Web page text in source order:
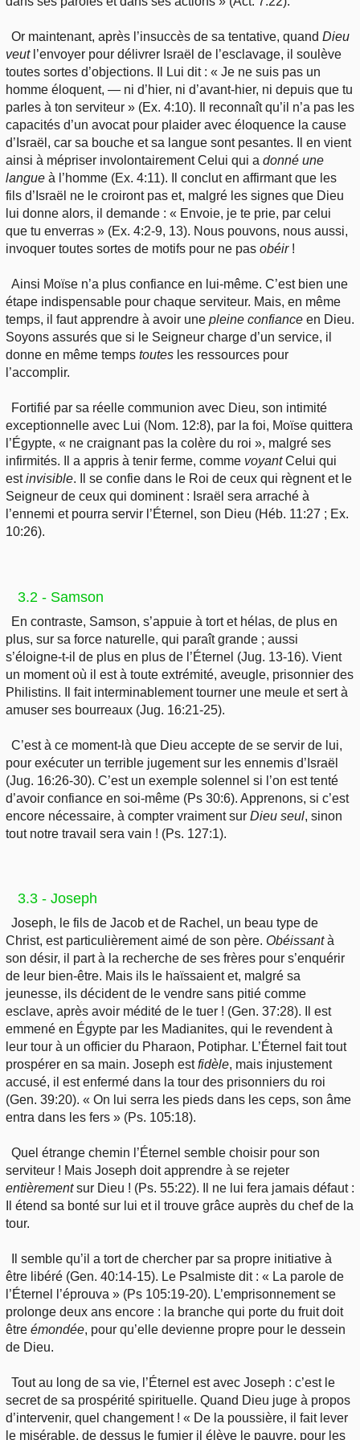
Or maintenant, après l’insuccès de sa tentative, quandDieu
veutl’envoyer pour délivrer Israël de l’esclavage, il soulève
toutes sortes d’objections. Il Lui dit : « Je ne suis pas un
homme éloquent, — ni d’hier, ni d’avant-hier, ni depuis que tu
parles à ton serviteur » (Ex. 4:10). Il reconnaît qu’il n’a pas les
capacités d’un avocat pour plaider avec éloquence la cause
d’Israël, car sa bouche et sa langue sont pesantes. Il en vient
ainsi à mépriser involontairement Celui qui a donné une
langue à l’homme (Ex. 4:11). Il conclut en affirmant que les
fils d’Israël ne le croiront pas et, malgré les signes que Dieu
lui donne alors, il demande : « Envoie, je te prie, par celui
que tu enverras » (Ex. 4:2-9, 13). Nous pouvons, nous aussi,
invoquer toutes sortes de motifs pour ne pas obéir!
Ainsi Moïse n’a plus confiance en lui-même. C’est bien une
étape indispensable pour chaque serviteur. Mais, en même
temps, il faut apprendre à avoir une pleine confiance en Dieu.
Soyons assurés que si le Seigneur charge d’un service, il
donne en même temps toutes les ressources pour
l’accomplir.
Fortifié par sa réelle communion avec Dieu, son intimité
exceptionnelle avec Lui (Nom. 12:8), par la foi, Moïse quittera
l’Égypte, « ne craignant pas la colère du roi », malgré ses
infirmités. Il a appris à tenir ferme, comme voyantCelui qui
estinvisible. Il se confie dans le Roi de ceux qui règnent et le
Seigneur de ceux qui dominent : Israël sera arraché à
l’ennemi et pourra servir l’Éternel, son Dieu (Héb. 11:27 ; Ex.
10:26).
3.2 - Samson
En contraste, Samson, s’appuie à tort et hélas, de plus en
plus, sur sa force naturelle, qui paraît grande ; aussi
s’éloigne-t-il de plus en plus de l’Éternel (Jug. 13-16). Vient
un moment où il est à toute extrémité, aveugle, prisonnier des
Philistins. Il fait interminablement tourner une meule et sert à
amuser ses bourreaux (Jug. 16:21-25).
C’est à ce moment-là que Dieu accepte de se servir de lui,
pour exécuter un terrible jugement sur les ennemis d’Israël
(Jug. 16:26-30). C’est un exemple solennel si l’on est tenté
d’avoir confiance en soi-même (Ps 30:6). Apprenons, si c’est
encore nécessaire, à compter vraiment sur Dieu seul, sinon
tout notre travail sera vain ! (Ps. 127:1).
3.3 - Joseph
Joseph, le fils de Jacob et de Rachel, un beau type de
Christ, est particulièrement aimé de son père. Obéissantà
son désir, il part à la recherche de ses frères pour s’enquérir
de leur bien-être. Mais ils le haïssaient et, malgré sa
jeunesse, ils décident de le vendre sans pitié comme
esclave, après avoir médité de le tuer ! (Gen. 37:28). Il est
emmené en Égypte par les Madianites, qui le revendent à
leur tour à un officier du Pharaon, Potiphar. L’Éternel fait tout
prospérer en sa main. Joseph estfidèle, mais injustement
accusé, il est enfermé dans la tour des prisonniers du roi
(Gen. 39:20). « On lui serra les pieds dans les ceps, son âme
entra dans les fers » (Ps. 105:18).
Quel étrange chemin l’Éternel semble choisir pour son
serviteur ! Mais Joseph doit apprendre à se rejeter
entièrementsur Dieu ! (Ps. 55:22). Il ne lui fera jamais défaut :
Il étend sa bonté sur lui et il trouve grâce auprès du chef de la
tour.
Il semble qu’il a tort de chercher par sa propre initiative à
être libéré (Gen. 40:14-15). Le Psalmiste dit : « La parole de
l’Éternel l’éprouva » (Ps 105:19-20). L’emprisonnement se
prolonge deux ans encore : la branche qui porte du fruit doit
être émondée, pour qu’elle devienne propre pour le dessein
de Dieu.
Tout au long de sa vie, l’Éternel est avec Joseph : c’est le
secret de sa prospérité spirituelle. Quand Dieu juge à propos
d’intervenir, quel changement ! « De la poussière, il fait lever
le misérable, de dessus le fumier il élève le pauvre, pour les